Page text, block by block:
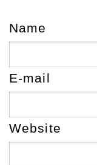
Name
E-mail
Website